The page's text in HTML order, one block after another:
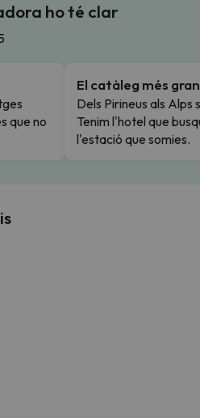
ho té clar
que no
El catàleg més gran
Dels Pirineus als Alps
Tenim l'hotel que
l'estació que somies.